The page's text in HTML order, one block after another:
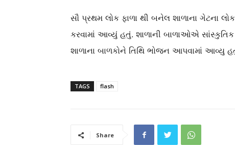
સૌ પ્રથમ લોક ફાળા થી બનેલ શાળાના ગેટના
કરવામાં આવ્યું હતું. શાળાની બાળાઓએ સાંસ્કુતિક
શાળાના બાળકોને તિથિ ભોજન આપવામાં આવ્યુ
TAGS flash
Share